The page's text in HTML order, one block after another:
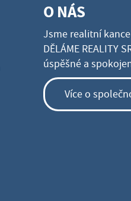
O NÁS
Jsme realitní
DĚLÁME
úspěšné a
Více o